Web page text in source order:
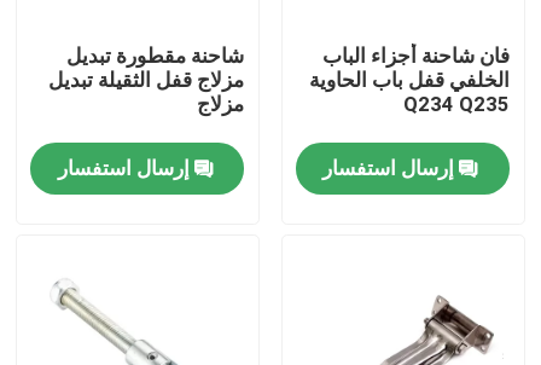
اتصل بنا
مادة Inconel 625
مادة Inconel 718
فان شاحنة أجزاء الباب
الخلفي قفل باب الحاوية
Q234 Q235
إرسال استفسار
شاحنة مقطورة تبديل
مزلاج قفل الثقيلة تبديل
مزلاج
إرسال استفسار